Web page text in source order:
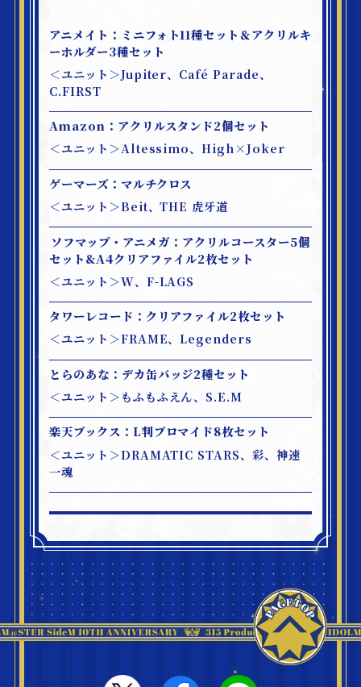
アニメイト：ミニフォト11種セット＆アクリルキ
ーホルダー3種セット
＜ユニット＞Jupiter、Café Parade、
C.FIRST
Amazon：アクリルスタンド2個セット
＜ユニット＞Altessimo、High×Joker
ゲーマーズ：マルチクロス
＜ユニット＞Beit、THE 虎牙道
ソフマップ・アニメガ：アクリルコースター5個
セット&A4クリアファイル2枚セット
＜ユニット＞W、F-LAGS
タワーレコード：クリアファイル2枚セット
＜ユニット＞FRAME、Legenders
とらのあな：デカ缶バッジ2種セット
＜ユニット＞もふもふえん、S.E.M
楽天ブックス：L判ブロマイド8枚セット
＜ユニット＞DRAMATIC STARS、彩、神速
一魂